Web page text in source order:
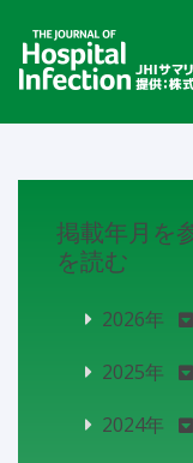
掲載年月を
を読む
2026年
2025年
2024年